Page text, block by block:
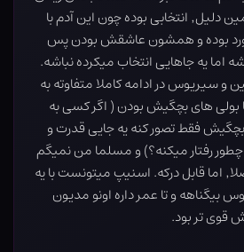
از بدجنسیش هم به همین دلیل٬ انتخابی بوده چون این آدم با
بوده و همشون عاشقش بودن پس
اما یه جاهایی انتخاب میکرده نباشه.
و سیریوس در ادامه کاملا متفاوته به
های بچگیش بودن ( اگر کسی به
فقط تصور کنه یه جایی قدرت و
چطور رفتار میکنه؟) و مسلما من نمیگم
رفتارش درست بود؛ نه اصلا٬ اما قابل درکه. اسنیپ میتونست با یه
و تا عمر داره اونو مدیون
قوی تر بود.